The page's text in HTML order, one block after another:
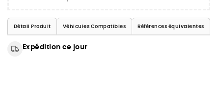
Détail Produit Véhicules Compatibles Références équivalentes
Expédition ce jour